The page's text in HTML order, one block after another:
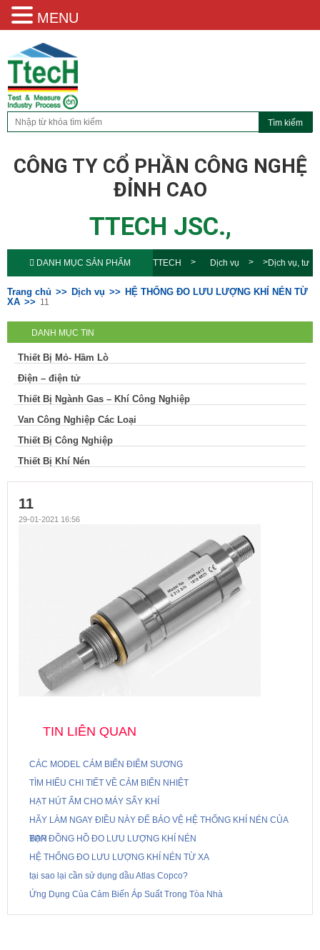
CÔNG TY CỔ PHẦN CÔNG NGHỆ
ĐỈNH CAO
TTECH JSC.,
DANH MỤC SẢN PHẨM TTECH Dịch vụ Dịch vụ, tư
vấn HỆ THỐNG ĐO LƯU LƯỢNG
Trang chủ Dịch vụ
HỆ THỐNG ĐO LƯU LƯỢNG KHÍ NÉN TỪ
XA
11
DANH MỤC TIN
Thiết Bị Mỏ- Hầm Lò
Điện – điện tử
Thiết Bị Ngành Gas – Khí Công Nghiệp
Van Công Nghiệp Các Loại
Thiết Bị Công Nghiệp
Thiết Bị Khí Nén
11
29-01-2021 16:56
TIN LIÊN QUAN
CÁC MODEL CẢM BIẾN ĐIỂM SƯƠNG
TÌM HIỂU CHI TIẾT VỀ CẢM BIẾN NHIỆT
HẠT HÚT ẨM CHO MÁY SẤY KHÍ
HÃY LÀM NGAY ĐIỀU NÀY ĐỂ BẢO VỆ HỆ THỐNG KHÍ NÉN CỦA
BẠN
TOP ĐỒNG HỒ ĐO LƯU LƯỢNG KHÍ NÉN
HỆ THỐNG ĐO LƯU LƯỢNG KHÍ NÉN TỪ XA
tại sao lại cần sử dụng dầu Atlas Copco?
Ứng Dụng Của Cảm Biến Áp Suất Trong Tòa Nhà
MENU